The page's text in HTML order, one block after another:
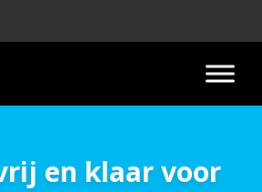
en klaar voor